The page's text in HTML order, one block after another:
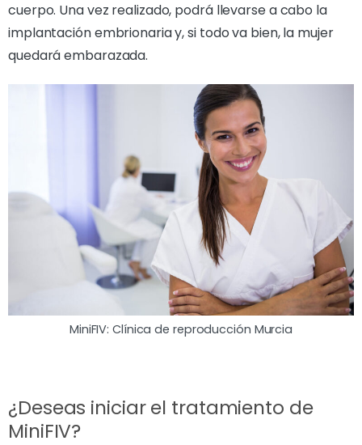
cuerpo. Una vez realizado, podrá llevarse a cabo la
implantación embrionaria y, si todo va bien, la mujer
quedará embarazada.
MiniFIV: Clínica de reproducción Murcia
¿Deseas iniciar el tratamiento de
MiniFIV?